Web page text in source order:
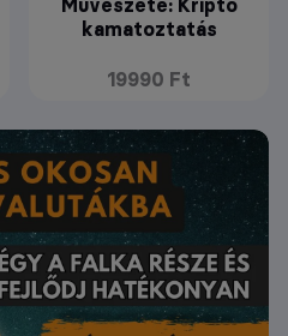
Művészete: Kripto
kamatoztatás
19990 Ft